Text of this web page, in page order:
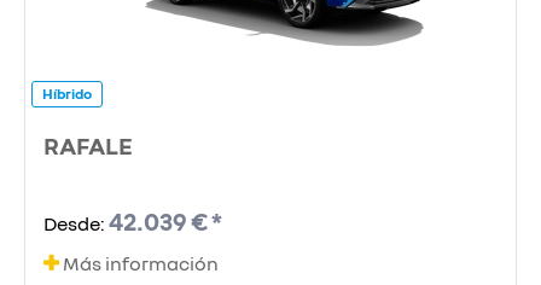
Híbrido
RAFALE
Desde: 42.039 € *
Más información